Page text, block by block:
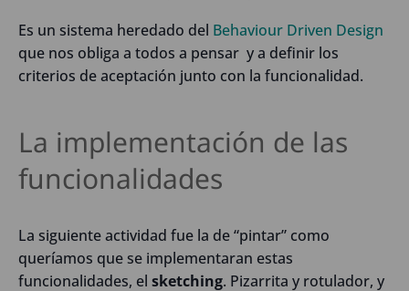
Es un sistema heredado del Behaviour Driven Design
que nos obliga a todos a pensar y a definir los
criterios de aceptación junto con la funcionalidad.
La implementación de las
funcionalidades
La siguiente actividad fue la de “pintar” como
queríamos que se implementaran estas
funcionalidades, el sketching. Pizarrita y rotulador, y